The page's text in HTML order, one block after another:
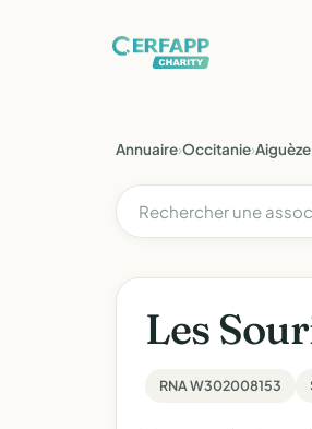
Annuaire›Occitanie›Aiguèze
Les
RNA W302008153